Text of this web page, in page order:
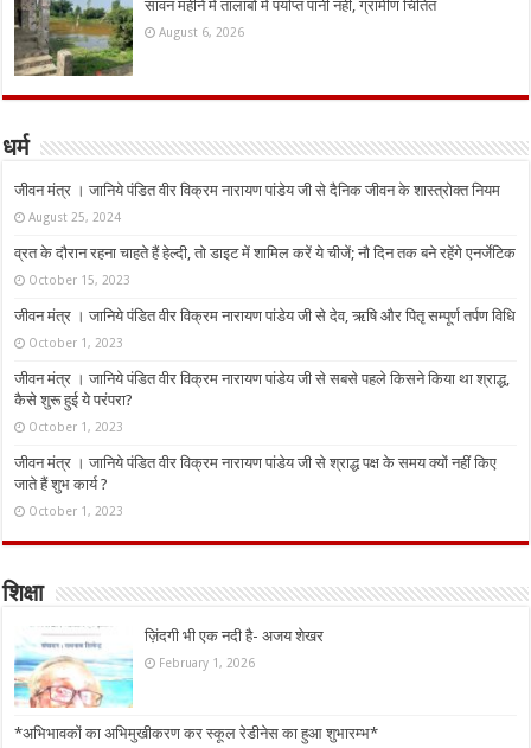
सावन महीने में तालाबों में पर्याप्त पानी नहीं, ग्रामीण चिंतित
August 6, 2026
धर्म
जीवन मंत्र । जानिये पंडित वीर विक्रम नारायण पांडेय जी से दैनिक जीवन के शास्त्रोक्त नियम
August 25, 2024
व्रत के दौरान रहना चाहते हैं हेल्दी, तो डाइट में शामिल करें ये चीजें; नौ दिन तक बने रहेंगे एनर्जेटिक
October 15, 2023
जीवन मंत्र । जानिये पंडित वीर विक्रम नारायण पांडेय जी से देव, ऋषि और पितृ सम्पूर्ण तर्पण विधि
October 1, 2023
जीवन मंत्र । जानिये पंडित वीर विक्रम नारायण पांडेय जी से सबसे पहले किसने किया था श्राद्ध,
कैसे शुरू हुई ये परंपरा?
October 1, 2023
जीवन मंत्र । जानिये पंडित वीर विक्रम नारायण पांडेय जी से श्राद्ध पक्ष के समय क्यों नहीं किए
जाते हैं शुभ कार्य ?
October 1, 2023
शिक्षा
ज़िंदगी भी एक नदी है- अजय शेखर
February 1, 2026
*अभिभावकों का अभिमुखीकरण कर स्कूल रेडीनेस का हुआ शुभारम्भ*